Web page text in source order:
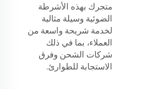
متجرك بهذه الأشرطة
الضوئية وسيلة مثالية
لخدمة شريحة واسعة من
العملاء، بما في ذلك
شركات الشحن وفرق
الاستجابة للطوارئ.